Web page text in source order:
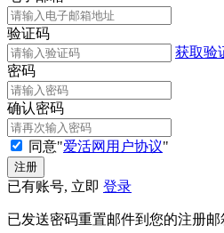
验证码
获取验
密码
确认密码
同意"爱活网用户协议"
已有账号, 立即 登录
已发送密码重置邮件到您的注册